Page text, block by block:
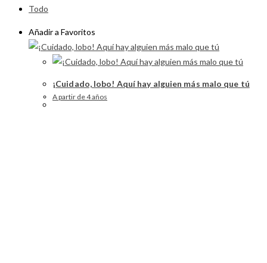
Todo
Añadir a Favoritos
¡Cuidado, lobo! Aquí hay alguien más malo que tú
A partir de 4 años